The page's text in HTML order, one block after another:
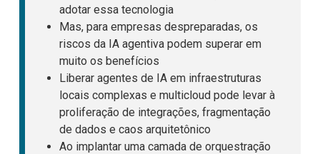
adotar essa tecnologia
Mas, para empresas despreparadas, os
riscos da IA agentiva podem superar em
muito os benefícios
Liberar agentes de IA em infraestruturas
locais complexas e multicloud pode levar à
proliferação de integrações, fragmentação
de dados e caos arquitetônico
Ao implantar uma camada de orquestração